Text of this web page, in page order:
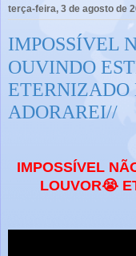
terça-feira, 3 de agosto de
IMPOSSÍVEL
OUVINDO
ETERNIZADO
ADORAREI//
IMPOSSÍVEL
LOUVOR😭